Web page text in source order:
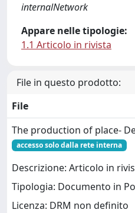
internalNetwork
Appare nelle tipologie:
1.1 Articolo in rivista
File in questo prodotto:
File
The production of place-
accesso solo dalla rete interna
Descrizione: Articolo in
Tipologia: Documento in
Licenza: DRM non definito